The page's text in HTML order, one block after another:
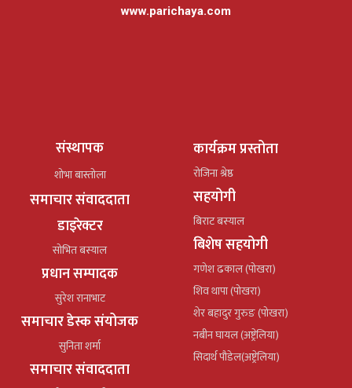
www.parichaya.com
संस्थापक
शोभा बास्तोला
समाचार संवाददाता
डाइरेक्टर
सोभित बस्याल
प्रधान सम्पादक
सुरेश रानाभाट
समाचार डेस्क संयोजक
सुनिता शर्मा
समाचार संवाददाता
कार्यक्रम प्रस्तोता
रोजिना श्रेष्ठ
सहयोगी
बिराट बस्याल
बिशेष सहयोगी
गणेश ढकाल (पोखरा)
शिव थापा (पोखरा)
शेर बहादुर गुरुङ (पोखरा)
नबीन घायल (अष्ट्रेलिया)
सिदार्थ पौडेल(अष्ट्रेलिया)